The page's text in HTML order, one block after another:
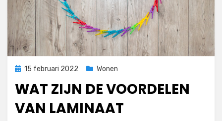
Geplaatst
15 februari 2022 Wonen
WAT ZIJN DE VOORDELEN
VAN LAMINAAT